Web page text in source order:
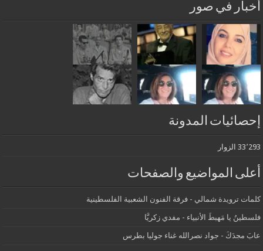
أخبار في صور
إحصائيات المدونة
33٬293 الزوار
أعلى المواضيع والصفحات
كلمات ترويدة شمالي - فرقة الفنون الشعبية الفلسطينية
فلسطينُ يا مَهبطَ الأنبياء - مفدي زكريَّا
عابَ مجدَكَ - جواد نصرالله غناء جوليا بطرس